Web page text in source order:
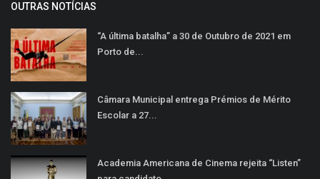
OUTRAS NOTÍCIAS
“A última batalha” a 30 de Outubro de 2021 em
Porto de...
Câmara Municipal entrega Prémios de Mérito
Escolar a 27...
Academia Americana de Cinema rejeita “Listen”